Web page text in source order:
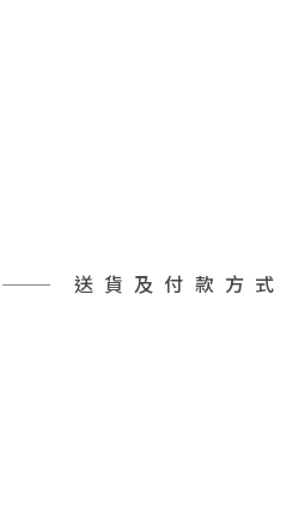
送貨及付款方式